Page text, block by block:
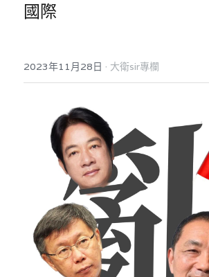
美西媒體謊言實錄
宏福‧革新
宏福火災正視聽
記錄．宏福苑火災
港聞
國際
娛樂
反華推手你要知
反華推手懶人包
民主派騙案十式
KOL 專欄
林淑芳專欄
絕密法庭檔案
國際
2023年11月28日 · 大衛sir專欄